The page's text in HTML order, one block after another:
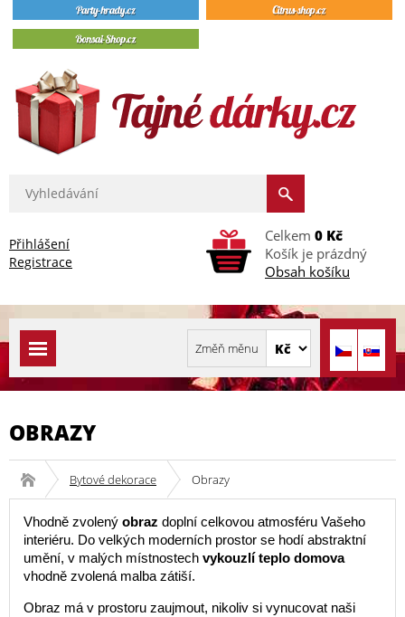
Přihlášení
Registrace
Celkem 0 Kč
Košík je prázdný
Obsah košíku
OBRAZY
Bytové dekorace Obrazy
Vhodně zvolený obraz doplní celkovou atmosféru Vašeho
interiéru. Do velkých moderních prostor se hodí abstraktní
umění, v malých místnostech vykouzlí teplo domova
vhodně zvolená malba zátiší.
Obraz má v prostoru zaujmout, nikoliv si vynucovat naši